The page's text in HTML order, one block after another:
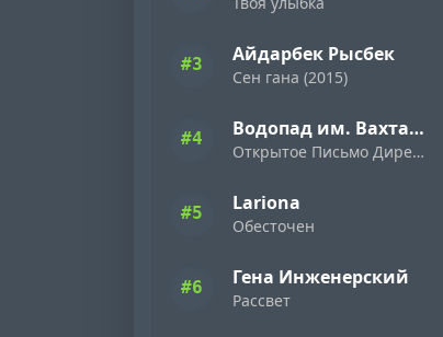
#3 Айдарбек Рысбек
Сен гана (2015)
#4 Водопад им. Вахтанга Кикабидзе
Открытое Письмо Директору Фирмы «Ямаха» ( 1989 )
#5 Lariona
Обесточен
#6 Гена Инженерский
Рассвет